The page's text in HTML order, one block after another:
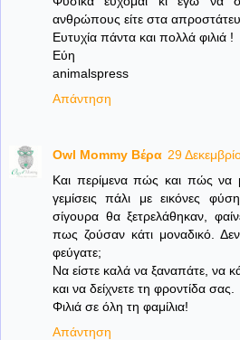
ανθρώπους είτε στα
Ευτυχία πάντα και πολλά φιλιά !
Εύη
animalspress
Απάντηση
Owl Mommy Βέρα 29
Και περίμενα πώς και πώς να
γεμίσεις πάλι με εικόνες
σίγουρα θα ξετρελάθηκαν,
πως ζούσαν κάτι μοναδικό.
φεύγατε;
Να είστε καλά να ξαναπάτε, να
και να δείχνετε τη φροντίδα σας.
Φιλιά σε όλη τη φαμίλια!
Απάντηση